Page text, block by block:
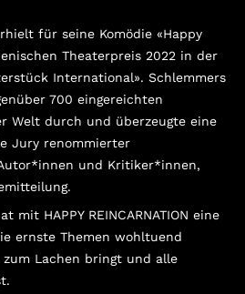
für seine Komödie «Happy
Theaterpreis 2022 in der
International». Schlemmers
700 eingereichten
Welt durch und überzeugte eine
Jury renommierter
und Kritiker*innen,
mit HAPPY REINCARNATION eine
ernste Themen wohltuend
Lachen bringt und alle